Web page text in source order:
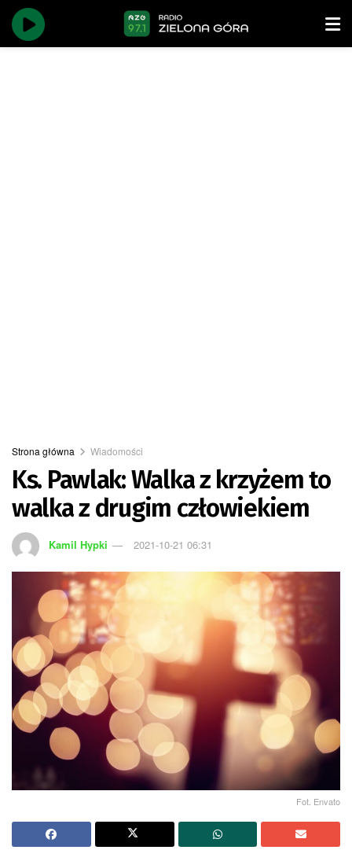
Strona główna Wiadomości
Ks. Pawlak: Walka z krzyżem to
walka z drugim człowiekiem
Kamil Hypki 2021-10-21 06:31
Fot. Envato